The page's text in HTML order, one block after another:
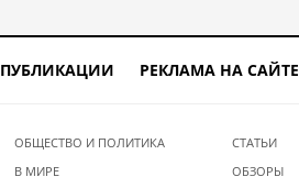
ПУБЛИКАЦИИ РЕКЛАМА НА САЙТЕ
ОБЩЕСТВО И ПОЛИТИКА
В МИРЕ
СТАТЬИ
ОБЗОРЫ